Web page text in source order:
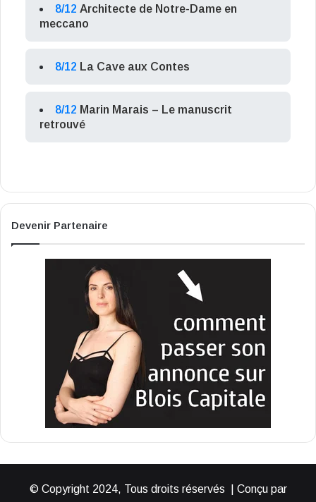
8/12 Architecte de Notre-Dame en
meccano
8/12 La Cave aux Contes
8/12 Marin Marais – Le manuscrit
retrouvé
Devenir Partenaire
© Copyright 2024, Tous droits réservés | Conçu par